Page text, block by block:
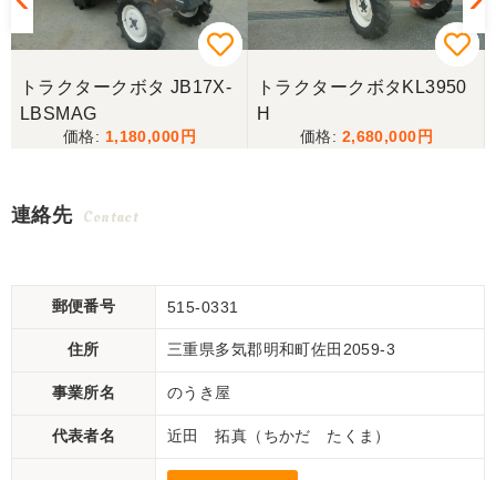
トラクタークボタ JB17X-
LBSMAG
1,180,000
トラクタークボタKL3950
H
2,680,000
連絡先 Contact
郵便番号 515-0331
住所 三重県多気郡明和町佐田2059-3
事業所名 のうき屋
代表者名 近田 拓真（ちかだ たくま）